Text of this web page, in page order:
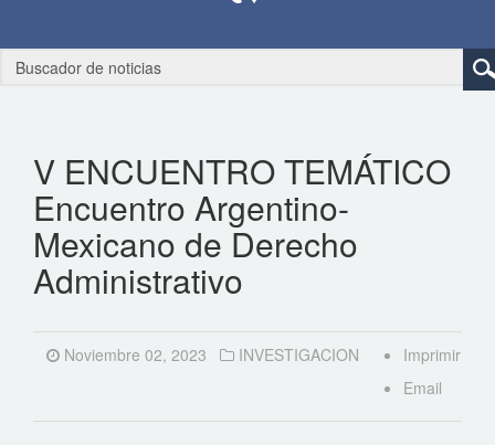
V ENCUENTRO TEMÁTICO
Encuentro Argentino-
Mexicano de Derecho
Administrativo
Noviembre 02, 2023 INVESTIGACION
Imprimir
Email